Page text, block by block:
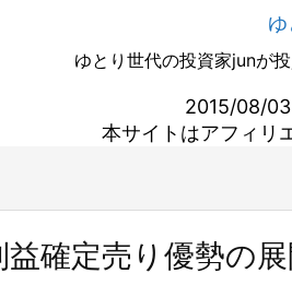
ゆとり世代の投資家junが
2015/08/03
本サイトはアフィリ
益確定売り優勢の